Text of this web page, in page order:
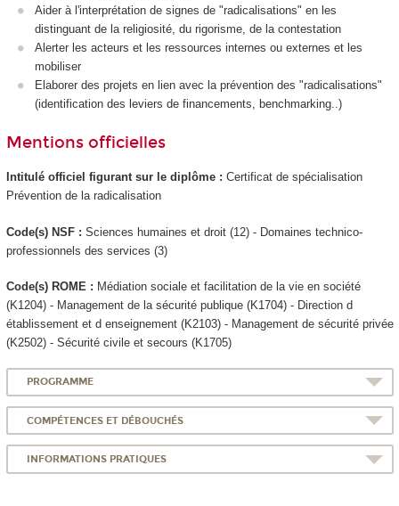
Aider à l'interprétation de signes de "radicalisations" en les
distinguant de la religiosité, du rigorisme, de la contestation
Alerter les acteurs et les ressources internes ou externes et les
mobiliser
Elaborer des projets en lien avec la prévention des "radicalisations"
(identification des leviers de financements, benchmarking..)
Mentions officielles
Intitulé officiel figurant sur le diplôme : Certificat de spécialisation
Prévention de la radicalisation
Code(s) NSF : Sciences humaines et droit (12) - Domaines technico-
professionnels des services (3)
Code(s) ROME : Médiation sociale et facilitation de la vie en société
(K1204) - Management de la sécurité publique (K1704) - Direction d
établissement et d enseignement (K2103) - Management de sécurité privée
(K2502) - Sécurité civile et secours (K1705)
PROGRAMME
COMPÉTENCES ET DÉBOUCHÉS
INFORMATIONS PRATIQUES